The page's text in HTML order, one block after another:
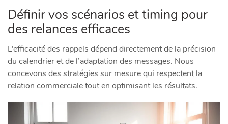
Définir vos scénarios et timing pour
des relances efficaces
L’efficacité des rappels dépend directement de la précision
du calendrier et de l’adaptation des messages. Nous
concevons des stratégies sur mesure qui respectent la
relation commerciale tout en optimisant les résultats.